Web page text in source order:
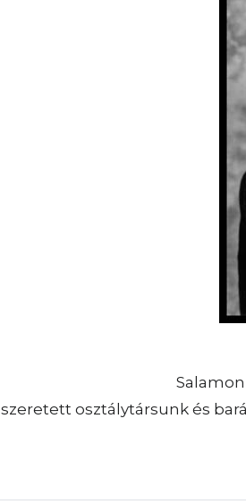
szeretett osztálytársunk és